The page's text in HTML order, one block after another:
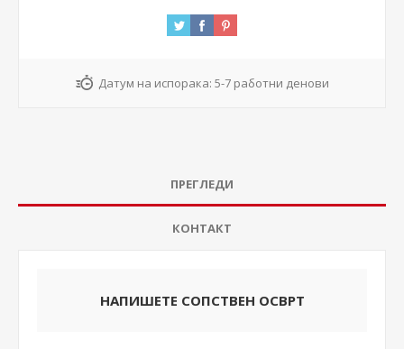
Датум на испорака: 5-7 работни денови
ПРЕГЛЕДИ
КОНТАКТ
НАПИШЕТЕ СОПСТВЕН ОСВРТ